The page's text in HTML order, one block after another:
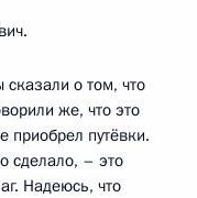
о том, что
же, что это
приобрел путёвки.
сделало, – это
Надеюсь, что